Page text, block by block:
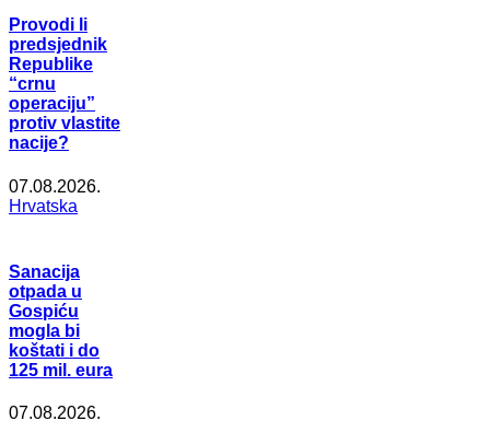
Provodi li
predsjednik
Republike
“crnu
operaciju”
protiv vlastite
nacije?
07.08.2026.
Hrvatska
Sanacija
otpada u
Gospiću
mogla bi
koštati i do
125 mil. eura
07.08.2026.